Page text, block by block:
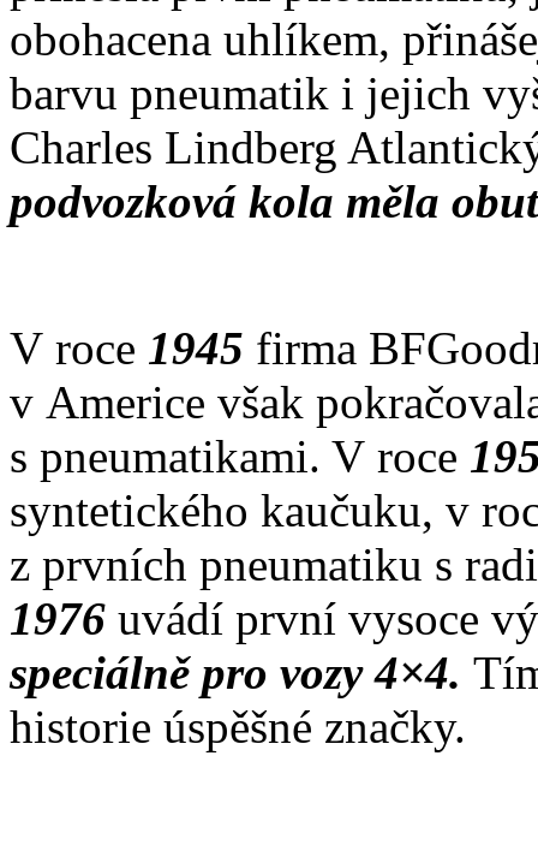
obohacena uhlíkem,
barvu pneumatik i jejich
Charles Lindberg
podvozková kola měla
V roce 1945 firma
v Americe však
s pneumatikami. V roce
syntetického kaučuku, v
z prvních pneumatiku s
1976 uvádí první vysoce
speciálně pro vozy 4×4.
historie úspěšné značky.